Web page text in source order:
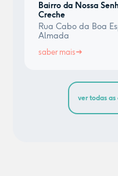
Bairro da Nossa
Creche
Rua Cabo da Boa
Almada
saber mais
ver todas